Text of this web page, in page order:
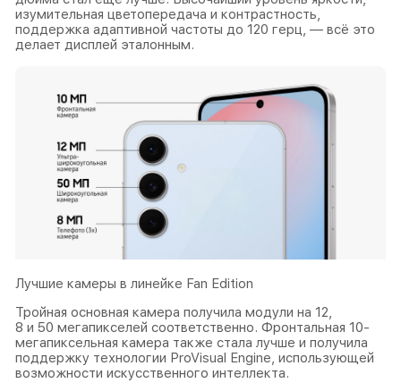
изумительная цветопередача и контрастность,
поддержка адаптивной частоты до 120 герц, — всё это
делает дисплей эталонным.
Лучшие камеры в линейке Fan Edition
Тройная основная камера получила модули на 12,
8 и 50 мегапикселей соответственно. Фронтальная 10-
мегапиксельная камера также стала лучше и получила
поддержку технологии ProVisual Engine, использующей
возможности искусственного интеллекта.